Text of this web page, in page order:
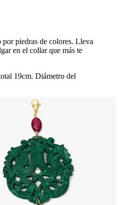
piedras de colores. Lleva
en el collar que más te
19cm. Diámetro del